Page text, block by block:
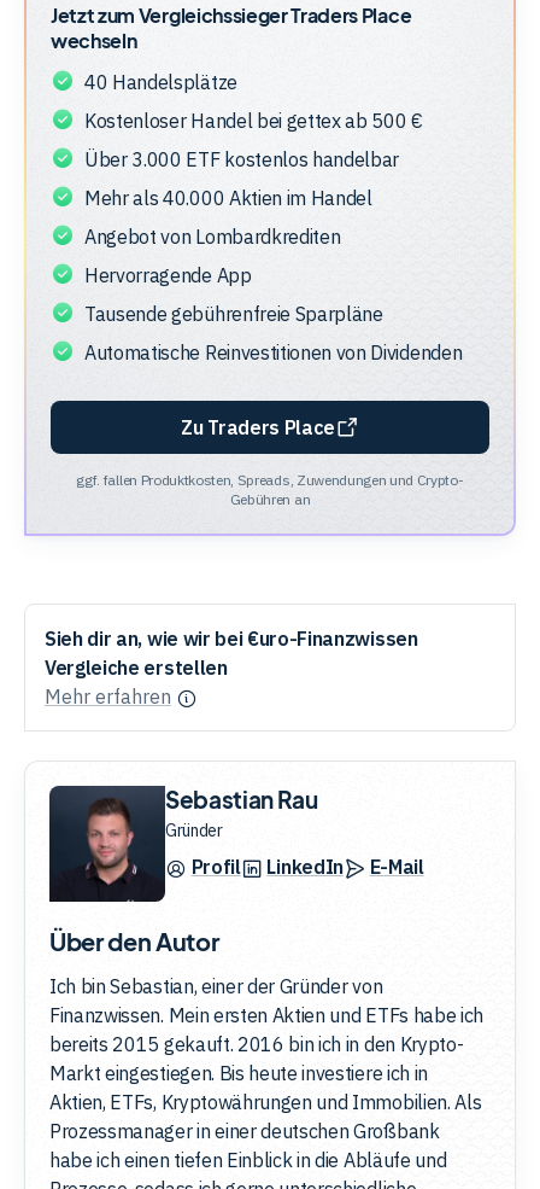
Jetzt zum VergleichssiegerTraders Place
wechseln
40 Handelsplätze
Kostenloser Handel bei gettex ab 500 €
Über 3.000 ETF kostenlos handelbar
Mehr als 40.000 Aktien im Handel
Angebot von Lombardkrediten
Hervorragende App
Tausende gebührenfreie Sparpläne
Automatische Reinvestitionen von Dividenden
Zu Traders Place
ggf. fallen Produktkosten, Spreads, Zuwendungen und Crypto-
Gebühren an
Sieh dir an, wie wir bei €uro-Finanzwissen
Vergleiche erstellen
Mehr erfahren
Sebastian Rau
Gründer
Profil LinkedIn E-Mail
Über den Autor
Ich bin Sebastian, einer der Gründer von
Finanzwissen. Mein ersten Aktien und ETFs habe ich
bereits 2015 gekauft. 2016 bin ich in den Krypto-
Markt eingestiegen. Bis heute investiere ich in
Aktien, ETFs, Kryptowährungen und Immobilien. Als
Prozessmanager in einer deutschen Großbank
habe ich einen tiefen Einblick in die Abläufe und